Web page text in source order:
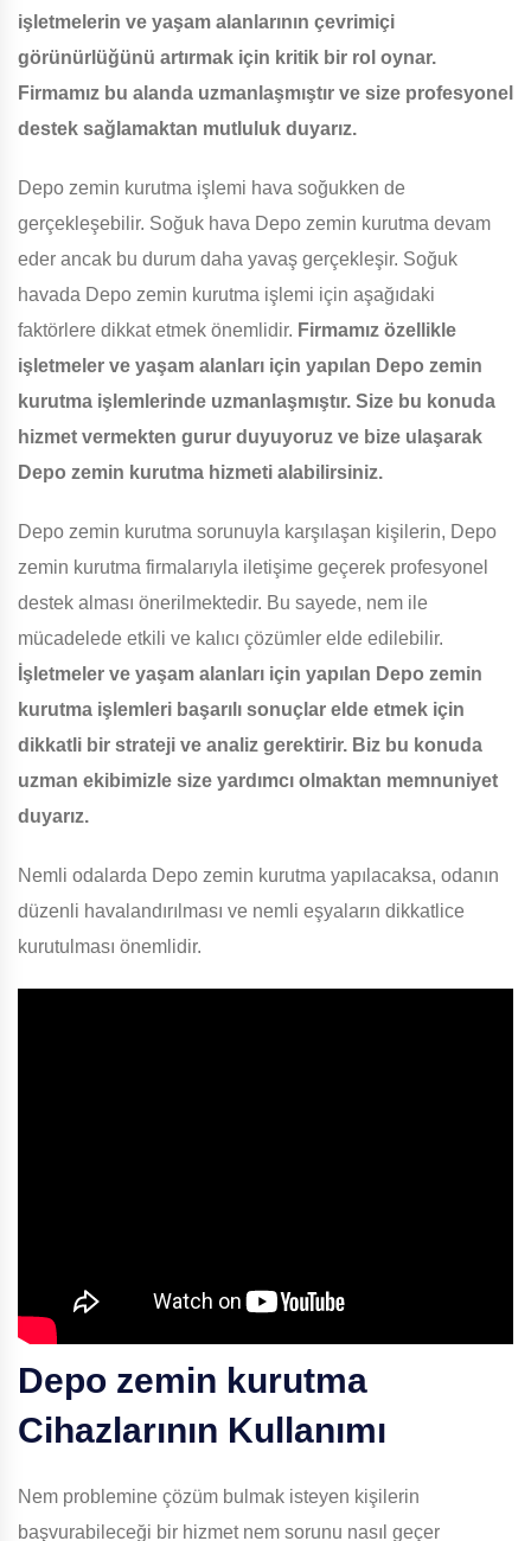
işletmelerin ve yaşam alanlarının çevrimiçi
görünürlüğünü artırmak için kritik bir rol oynar.
Firmamız bu alanda uzmanlaşmıştır ve size profesyonel
destek sağlamaktan mutluluk duyarız.
Depo zemin kurutma işlemi hava soğukken de
gerçekleşebilir. Soğuk hava Depo zemin kurutma devam
eder ancak bu durum daha yavaş gerçekleşir. Soğuk
havada Depo zemin kurutma işlemi için aşağıdaki
faktörlere dikkat etmek önemlidir. Firmamız özellikle
işletmeler ve yaşam alanları için yapılan Depo zemin
kurutma işlemlerinde uzmanlaşmıştır. Size bu konuda
hizmet vermekten gurur duyuyoruz ve bize ulaşarak
Depo zemin kurutma hizmeti alabilirsiniz.
Depo zemin kurutma sorunuyla karşılaşan kişilerin, Depo
zemin kurutma firmalarıyla iletişime geçerek profesyonel
destek alması önerilmektedir. Bu sayede, nem ile
mücadelede etkili ve kalıcı çözümler elde edilebilir.
İşletmeler ve yaşam alanları için yapılan Depo zemin
kurutma işlemleri başarılı sonuçlar elde etmek için
dikkatli bir strateji ve analiz gerektirir. Biz bu konuda
uzman ekibimizle size yardımcı olmaktan memnuniyet
duyarız.
Nemli odalarda Depo zemin kurutma yapılacaksa, odanın
düzenli havalandırılması ve nemli eşyaların dikkatlice
kurutulması önemlidir.
Depo zemin kurutma
Cihazlarının Kullanımı
Nem problemine çözüm bulmak isteyen kişilerin
başvurabileceği bir hizmet nem sorunu nasıl geçer